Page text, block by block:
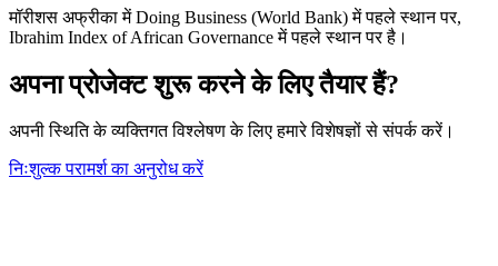
मॉरीशस अफ्रीका में Doing Business (World Bank) में पहले स्थान पर,
Ibrahim Index of African Governance में पहले स्थान पर है।
अपना प्रोजेक्ट शुरू करने के लिए तैयार हैं?
अपनी स्थिति के व्यक्तिगत विश्लेषण के लिए हमारे विशेषज्ञों से संपर्क करें।
निःशुल्क परामर्श का अनुरोध करें